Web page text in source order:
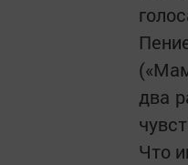
два
Что